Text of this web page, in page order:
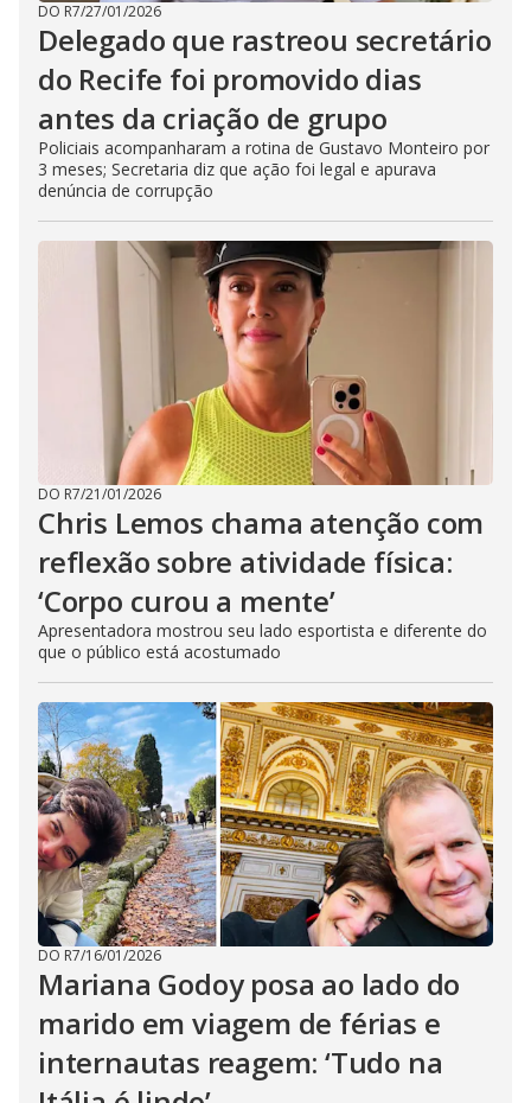
DO R7/27/01/2026
Delegado que rastreou secretário
do Recife foi promovido dias
antes da criação de grupo
Policiais acompanharam a rotina de Gustavo Monteiro por
3 meses; Secretaria diz que ação foi legal e apurava
denúncia de corrupção
DO R7/21/01/2026
Chris Lemos chama atenção com
reflexão sobre atividade física:
‘Corpo curou a mente’
Apresentadora mostrou seu lado esportista e diferente do
que o público está acostumado
DO R7/16/01/2026
Mariana Godoy posa ao lado do
marido em viagem de férias e
internautas reagem: ‘Tudo na